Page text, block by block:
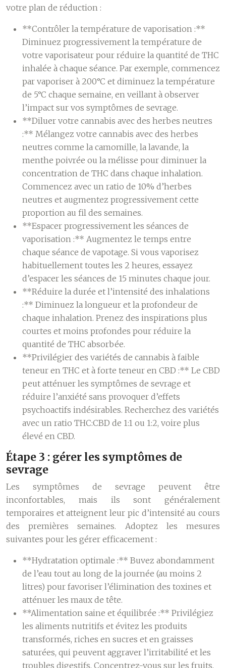
votre plan de réduction :
**Contrôler la température de vaporisation :**
Diminuez progressivement la température de
votre vaporisateur pour réduire la quantité de THC
inhalée à chaque séance. Par exemple, commencez
par vaporiser à 200°C et diminuez la température
de 5°C chaque semaine, en veillant à observer
l’impact sur vos symptômes de sevrage.
**Diluer votre cannabis avec des herbes neutres
:** Mélangez votre cannabis avec des herbes
neutres comme la camomille, la lavande, la
menthe poivrée ou la mélisse pour diminuer la
concentration de THC dans chaque inhalation.
Commencez avec un ratio de 10% d’herbes
neutres et augmentez progressivement cette
proportion au fil des semaines.
**Espacer progressivement les séances de
vaporisation :** Augmentez le temps entre
chaque séance de vapotage. Si vous vaporisez
habituellement toutes les 2 heures, essayez
d’espacer les séances de 15 minutes chaque jour.
**Réduire la durée et l’intensité des inhalations
:** Diminuez la longueur et la profondeur de
chaque inhalation. Prenez des inspirations plus
courtes et moins profondes pour réduire la
quantité de THC absorbée.
**Privilégier des variétés de cannabis à faible
teneur en THC et à forte teneur en CBD :** Le CBD
peut atténuer les symptômes de sevrage et
réduire l’anxiété sans provoquer d’effets
psychoactifs indésirables. Recherchez des variétés
avec un ratio THC:CBD de 1:1 ou 1:2, voire plus
élevé en CBD.
Étape 3 : gérer les symptômes de
sevrage
Les symptômes de sevrage peuvent être
inconfortables, mais ils sont généralement
temporaires et atteignent leur pic d’intensité au cours
des premières semaines. Adoptez les mesures
suivantes pour les gérer efficacement :
**Hydratation optimale :** Buvez abondamment
de l’eau tout au long de la journée (au moins 2
litres) pour favoriser l’élimination des toxines et
atténuer les maux de tête.
**Alimentation saine et équilibrée :** Privilégiez
les aliments nutritifs et évitez les produits
transformés, riches en sucres et en graisses
saturées, qui peuvent aggraver l’irritabilité et les
troubles digestifs. Concentrez-vous sur les fruits,